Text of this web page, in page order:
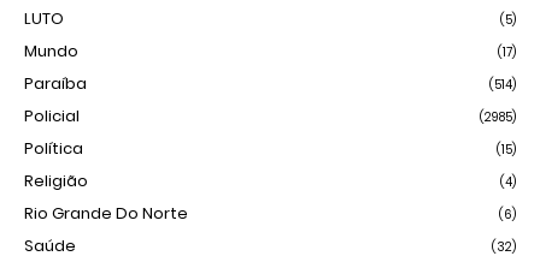
LUTO (5)
Mundo (17)
Paraíba (514)
Policial (2985)
Política (15)
Religião (4)
Rio Grande Do Norte (6)
Saúde (32)